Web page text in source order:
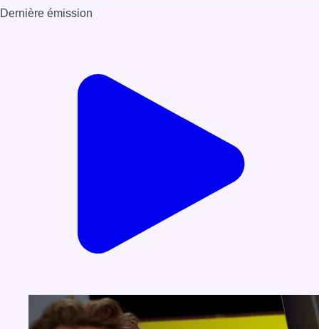
Dernière émission